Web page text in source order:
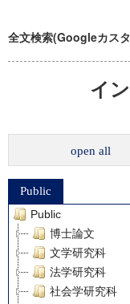
全文検索(Googleカス
イ
open all
Public
Public
博士論文
文学研究科
法学研究科
社会学研究科